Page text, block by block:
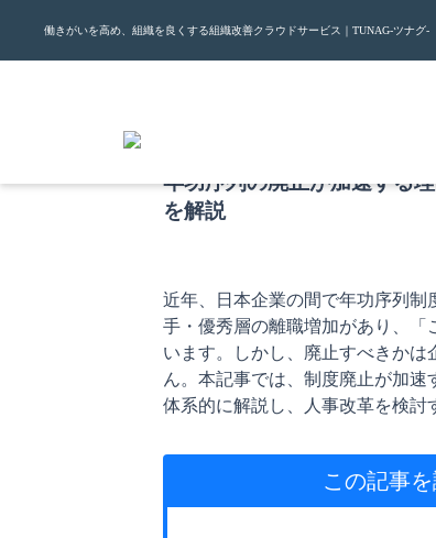
働きがいを高め、組織を良くする組織改善クラウドサービス｜TUNAG-ツナグ-
年功序列の廃止が加速する
を解説
近年、日本企業の間で年功序列
手・優秀層の離職増加があり、「
います。しかし、廃止すべきか
ん。本記事では、制度廃止が加
体系的に解説し、人事改革を検討
この記事